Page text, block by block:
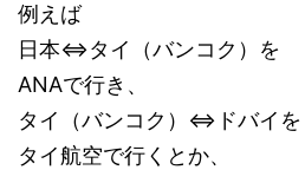
例えば
日本⇔タイ（バンコク）を
ANAで行き、
タイ（バンコク）⇔ドバイを
タイ航空で行くとか、